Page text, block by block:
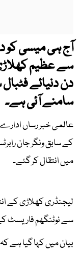
آج ہی میسی کو
سے عظیم
دن دنیائے
سامنے آئی ہے۔
عالمی خبر رساں
میں انتقال کر گئے۔
لیجنڈری کھلاڑی کے
سے نوٹنگھم فاریسٹ
بیان میں کہا گیا ہے